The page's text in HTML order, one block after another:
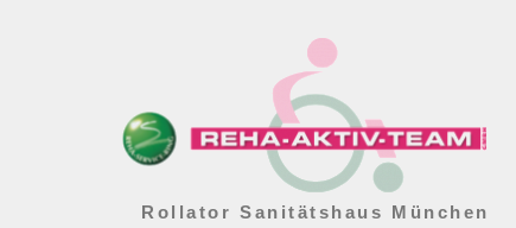
Rollator Sanitätshaus München